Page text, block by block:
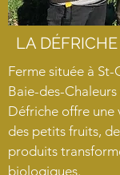
LA DÉFRICHE
Ferme située à
Baie-des-Chaleurs
Défriche offre une
des petits fruits,
produits
biologiques.